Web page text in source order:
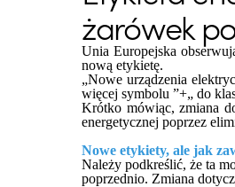
żarówek
Unia Europejska
nową etykietę.
„Nowe urządzenia
więcej symbolu ”+„ do
Krótko mówiąc, zmiana
energetycznej poprzez
Nowe etykiety, ale jak
Należy podkreślić, że ta
poprzednio. Zmiana